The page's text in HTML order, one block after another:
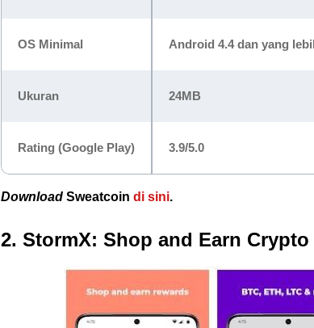
OS Minimal Android 4.4 dan yang
Ukuran 24MB
Rating (Google Play) 3.9/5.0
Download Sweatcoin di sini.
2. StormX: Shop and Earn Crypto